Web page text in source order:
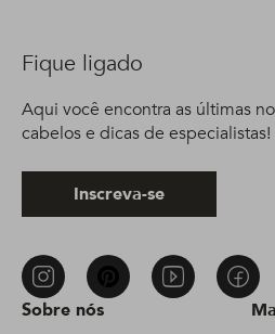
Sobre nós
Fique ligado
Aqui você encontra as últimas
cabelos e dicas de especialistas!
Inscreva-se